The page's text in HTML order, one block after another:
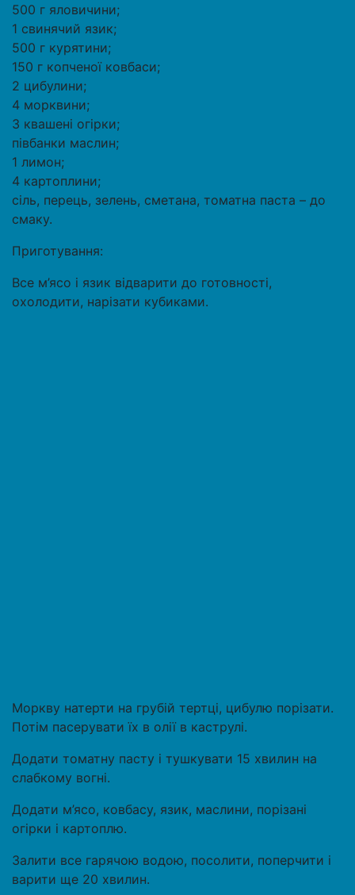
500 г яловичини;
1 свинячий язик;
500 г курятини;
150 г копченої ковбаси;
2 цибулини;
4 морквини;
3 квашені огірки;
півбанки маслин;
1 лимон;
4 картоплини;
сіль, перець, зелень, сметана, томатна паста – до
смаку.
Приготування:
Все м’ясо і язик відварити до готовності,
охолодити, нарізати кубиками.
Моркву натерти на грубій тертці, цибулю порізати.
Потім пасерувати їх в олії в каструлі.
Додати томатну пасту і тушкувати 15 хвилин на
слабкому вогні.
Додати м’ясо, ковбасу, язик, маслини, порізані
огірки і картоплю.
Залити все гарячою водою, посолити, поперчити і
варити ще 20 хвилин.